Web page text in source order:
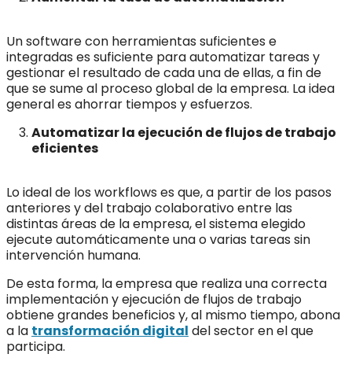
Un software con herramientas suficientes e
integradas es suficiente para automatizar tareas y
gestionar el resultado de cada una de ellas, a fin de
que se sume al proceso global de la empresa. La idea
general es ahorrar tiempos y esfuerzos.
Automatizar la ejecución de flujos de trabajo
eficientes
Lo ideal de los workflows es que, a partir de los pasos
anteriores y del trabajo colaborativo entre las
distintas áreas de la empresa, el sistema elegido
ejecute automáticamente una o varias tareas sin
intervención humana.
De esta forma, la empresa que realiza una correcta
implementación y ejecución de flujos de trabajo
obtiene grandes beneficios y, al mismo tiempo, abona
a la transformación digital del sector en el que
participa.